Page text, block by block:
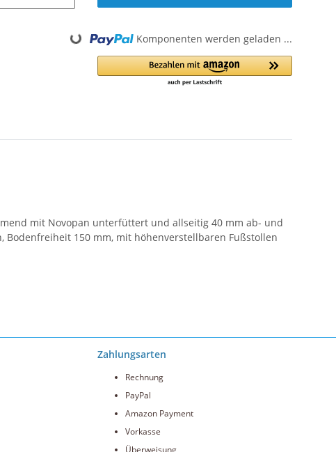
Loading... Komponenten werden geladen ...
mit Novopan unterfüttert und allseitig 40 mm ab- und
150 mm, mit höhenverstellbaren Fußstollen
Zahlungsarten
Rechnung
PayPal
Amazon Payment
Vorkasse
Überweisung